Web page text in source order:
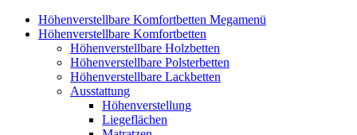
Höhenverstellbare Komfortbetten Megamenü
Höhenverstellbare Komfortbetten
Höhenverstellbare Holzbetten
Höhenverstellbare Polsterbetten
Höhenverstellbare Lackbetten
Ausstattung
Höhenverstellung
Liegeflächen